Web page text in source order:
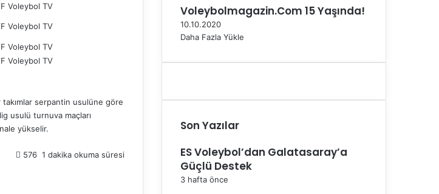
Voleybol TV
Voleybol TV
Voleybol TV
Voleybol TV
takımlar serpantin usulüne göre
usulü turnuva maçları
yükselir.
576 1 dakika okuma süresi
Voleybolmagazin.Com 15 Yaşında!
10.10.2020
Daha Fazla Yükle
Son Yazılar
ES Voleybol’dan Galatasaray’a
Güçlü Destek
3 hafta önce